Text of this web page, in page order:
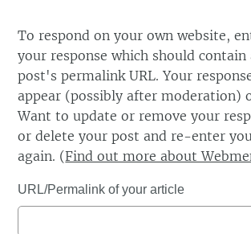
To respond on your own website,
your response which should
post's permalink URL. Your
appear (possibly after moderation)
Want to update or remove your
or delete your post and re-enter
again. (Find out more about
URL/Permalink of your article